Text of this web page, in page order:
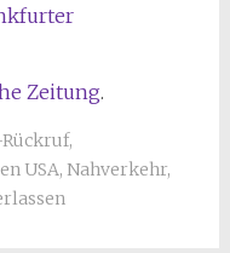
Zeitung.
,
USA, Nahverkehr,